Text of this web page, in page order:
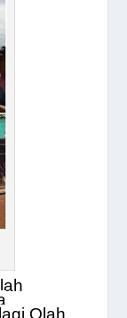
Olah